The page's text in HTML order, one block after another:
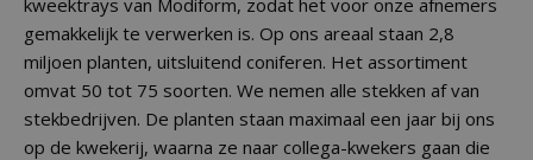
kweektrays van Modiform, zodat het voor onze afnemers
gemakkelijk te verwerken is. Op ons areaal staan 2,8
miljoen planten, uitsluitend coniferen. Het assortiment
omvat 50 tot 75 soorten. We nemen alle stekken af van
stekbedrijven. De planten staan maximaal een jaar bij ons
op de kwekerij, waarna ze naar collega-kwekers gaan die